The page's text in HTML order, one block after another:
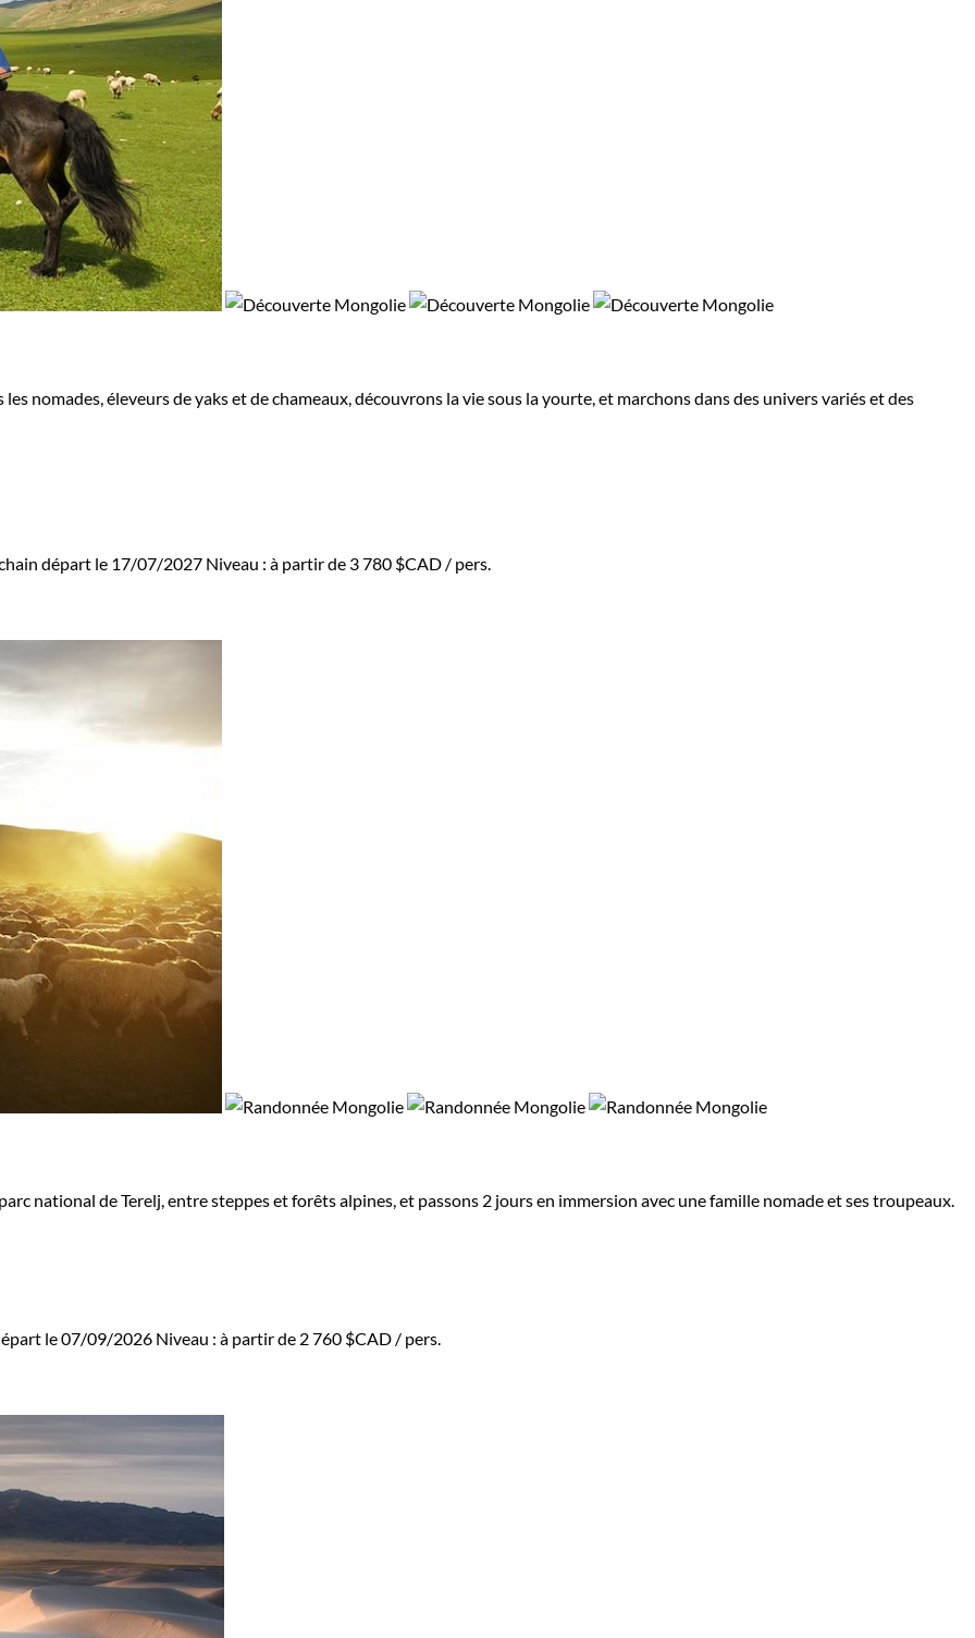
nomades, éleveurs de yaks et de chameaux, découvrons la vie sous la yourte, et marchons dans des univers variés et des
départ le 17/07/2027 Niveau : à partir de 3 780 $CAD / pers.
national de Terelj, entre steppes et forêts alpines, et passons 2 jours en immersion avec une famille nomade et ses troupeaux.
le 07/09/2026 Niveau : à partir de 2 760 $CAD / pers.